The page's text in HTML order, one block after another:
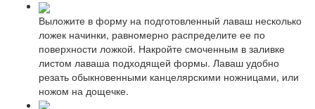
Выложите в форму на подготовленный лаваш несколько
ложек начинки, равномерно распределите ее по
поверхности ложкой. Накройте смоченным в заливке
листом лаваша подходящей формы. Лаваш удобно
резать обыкновенными канцелярскими ножницами, или
ножом на дощечке.